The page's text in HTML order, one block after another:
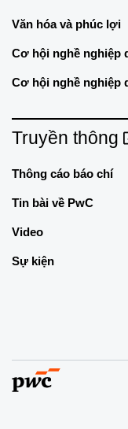
Văn hóa và phúc lợi
Cơ hội nghề nghiệp
Cơ hội nghề nghiệp
Truyền thông
Thông cáo báo chí
Tin bài về PwC
Video
Sự kiện